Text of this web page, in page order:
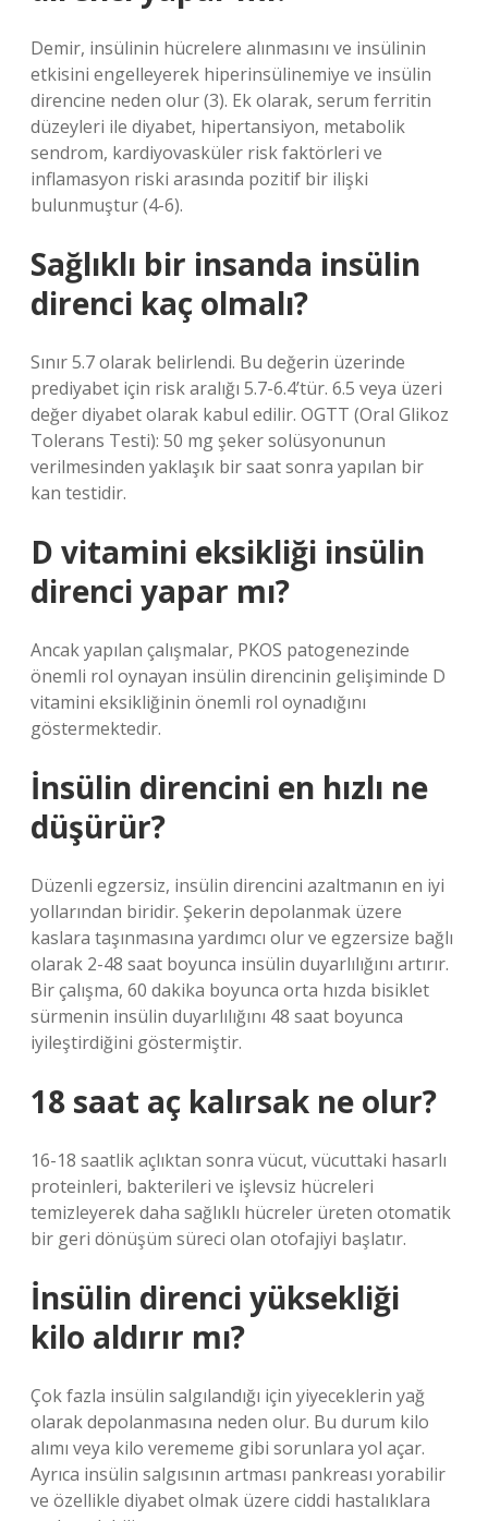
Demir, insülinin hücrelere alınmasını ve insülinin
etkisini engelleyerek hiperinsülinemiye ve insülin
direncine neden olur (3). Ek olarak, serum ferritin
düzeyleri ile diyabet, hipertansiyon, metabolik
sendrom, kardiyovasküler risk faktörleri ve
inflamasyon riski arasında pozitif bir ilişki
bulunmuştur (4-6).
Sağlıklı bir insanda insülin
direnci kaç olmalı?
Sınır 5.7 olarak belirlendi. Bu değerin üzerinde
prediyabet için risk aralığı 5.7-6.4’tür. 6.5 veya üzeri
değer diyabet olarak kabul edilir. OGTT (Oral Glikoz
Tolerans Testi): 50 mg şeker solüsyonunun
verilmesinden yaklaşık bir saat sonra yapılan bir
kan testidir.
D vitamini eksikliği insülin
direnci yapar mı?
Ancak yapılan çalışmalar, PKOS patogenezinde
önemli rol oynayan insülin direncinin gelişiminde D
vitamini eksikliğinin önemli rol oynadığını
göstermektedir.
İnsülin direncini en hızlı ne
düşürür?
Düzenli egzersiz, insülin direncini azaltmanın en iyi
yollarından biridir. Şekerin depolanmak üzere
kaslara taşınmasına yardımcı olur ve egzersize bağlı
olarak 2-48 saat boyunca insülin duyarlılığını artırır.
Bir çalışma, 60 dakika boyunca orta hızda bisiklet
sürmenin insülin duyarlılığını 48 saat boyunca
iyileştirdiğini göstermiştir.
18 saat aç kalırsak ne olur?
16-18 saatlik açlıktan sonra vücut, vücuttaki hasarlı
proteinleri, bakterileri ve işlevsiz hücreleri
temizleyerek daha sağlıklı hücreler üreten otomatik
bir geri dönüşüm süreci olan otofajiyi başlatır.
İnsülin direnci yüksekliği
kilo aldırır mı?
Çok fazla insülin salgılandığı için yiyeceklerin yağ
olarak depolanmasına neden olur. Bu durum kilo
alımı veya kilo verememe gibi sorunlara yol açar.
Ayrıca insülin salgısının artması pankreası yorabilir
ve özellikle diyabet olmak üzere ciddi hastalıklara